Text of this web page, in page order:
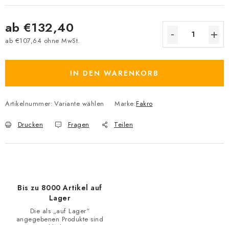
ab €132,40
ab €107,64 ohne MwSt.
IN DEN WARENKORB
Artikelnummer: Variante wählen Marke:Fakro
Drucken Fragen Teilen
Bis zu 8000 Artikel auf
Lager
Die als „auf Lager“
angegebenen Produkte sind